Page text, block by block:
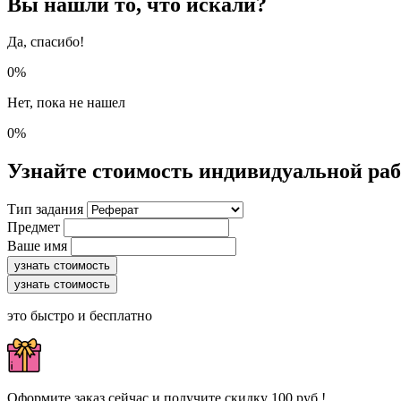
Да, спасибо!
0%
Нет, пока не нашел
0%
Узнайте стоимость индивидуальной
Тип задания
Предмет
Ваше имя
узнать стоимость
узнать стоимость
это быстро и бесплатно